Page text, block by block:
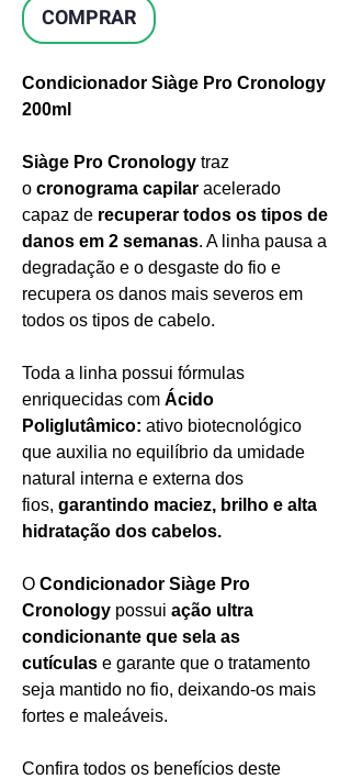
COMPRAR
Condicionador Siàge Pro Cronology
200ml
Siàge Pro Cronology traz
o cronograma capilar acelerado
capaz de recuperar todos os tipos de
danos em 2 semanas. A linha pausa a
degradação e o desgaste do fio e
recupera os danos mais severos em
todos os tipos de cabelo.
Toda a linha possui fórmulas
enriquecidas com Ácido
Poliglutâmico: ativo biotecnológico
que auxilia no equilíbrio da umidade
natural interna e externa dos
fios, garantindo maciez, brilho e alta
hidratação dos cabelos.
O Condicionador Siàge Pro
Cronology possui ação ultra
condicionante que sela as
cutículas e garante que o tratamento
seja mantido no fio, deixando-os mais
fortes e maleáveis.
Confira todos os benefícios deste